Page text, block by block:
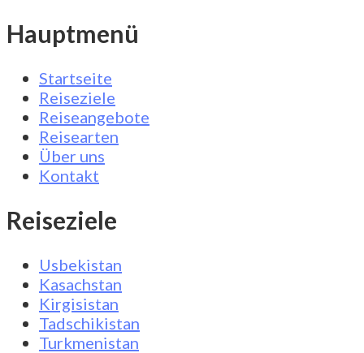
Hauptmenü
Startseite
Reiseziele
Reiseangebote
Reisearten
Über uns
Kontakt
Reiseziele
Usbekistan
Kasachstan
Kirgisistan
Tadschikistan
Turkmenistan